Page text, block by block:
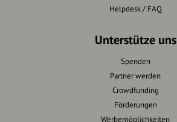
Helpdesk / FAQ
Unterstütze uns
Spenden
Partner werden
Crowdfunding
Förderungen
Werbemöglichkeiten